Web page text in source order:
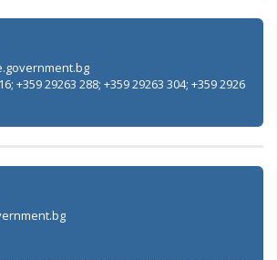
+359 29263 288; +359 29263 304; +359 2926